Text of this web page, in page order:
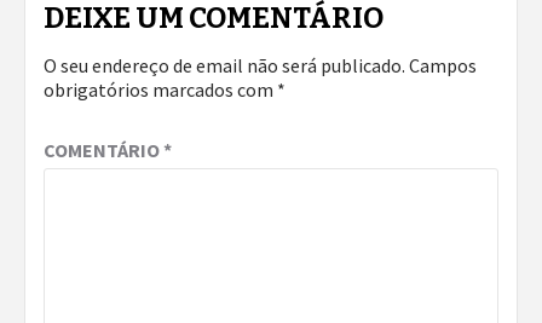
DEIXE UM COMENTÁRIO
O seu endereço de email não será publicado. Campos
obrigatórios marcados com *
COMENTÁRIO*